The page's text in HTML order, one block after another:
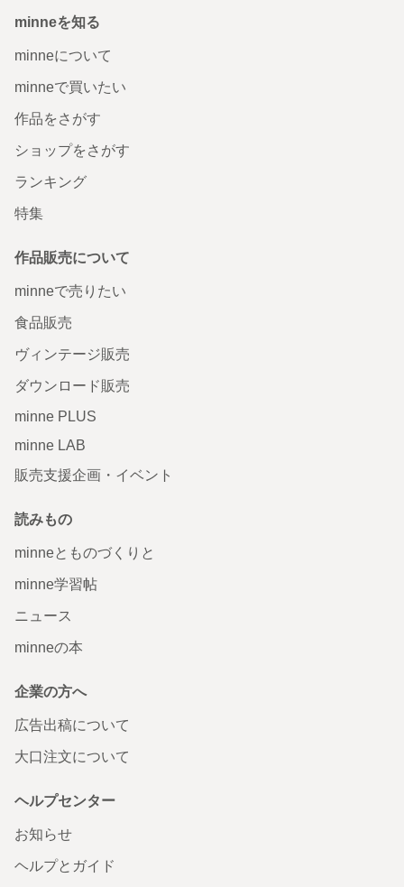
minneを知る
minneについて
minneで買いたい
作品をさがす
ショップをさがす
ランキング
特集
作品販売について
minneで売りたい
食品販売
ヴィンテージ販売
ダウンロード販売
minne PLUS
minne LAB
販売支援企画・イベント
読みもの
minneとものづくりと
minne学習帖
ニュース
minneの本
企業の方へ
広告出稿について
大口注文について
ヘルプセンター
お知らせ
ヘルプとガイド